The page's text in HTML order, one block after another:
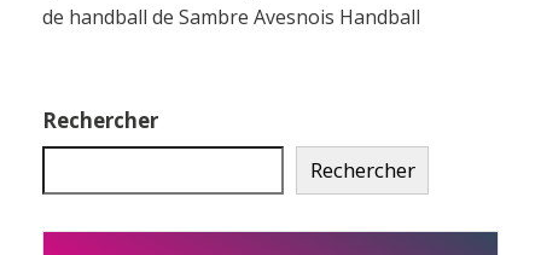
de handball de Sambre Avesnois Handball
Rechercher
Rechercher